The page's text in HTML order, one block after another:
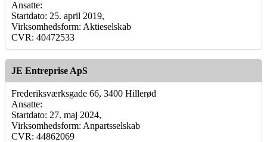
Ansatte:
Startdato: 25. april 2019,
Virksomhedsform: Aktieselskab
CVR: 40472533
JE Entreprise ApS
Frederiksværksgade 66, 3400 Hillerød
Ansatte:
Startdato: 27. maj 2024,
Virksomhedsform: Anpartsselskab
CVR: 44862069